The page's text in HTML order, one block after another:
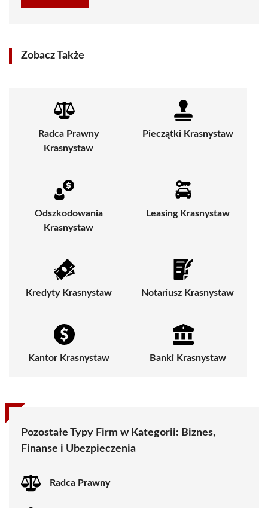
Zobacz Także
Radca Prawny
Krasnystaw
Pieczątki Krasnystaw
Odszkodowania
Krasnystaw
Leasing Krasnystaw
Kredyty Krasnystaw Notariusz Krasnystaw
Kantor Krasnystaw Banki Krasnystaw
Pozostałe Typy Firm w Kategorii: Biznes,
Finanse i Ubezpieczenia
Radca Prawny